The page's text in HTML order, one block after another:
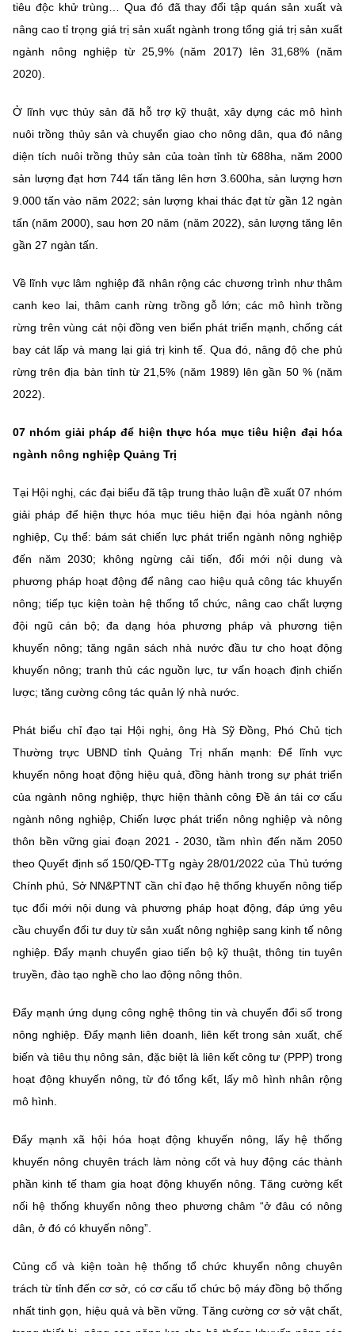
tiêu độc khử trùng… Qua đó đã thay đổi tập quán sản xuất và
nâng cao tỉ trọng giá trị sản xuất ngành trong tổng giá trị sản xuất
ngành nông nghiệp từ 25,9% (năm 2017) lên 31,68% (năm
2020).
Ở lĩnh vực thủy sản đã hỗ trợ kỹ thuật, xây dựng các mô hình
nuôi trồng thủy sản và chuyển giao cho nông dân, qua đó nâng
diện tích nuôi trồng thủy sản của toàn tỉnh từ 688ha, năm 2000
sản lượng đạt hơn 744 tấn tăng lên hơn 3.600ha, sản lượng hơn
9.000 tấn vào năm 2022; sản lượng khai thác đạt từ gần 12 ngàn
tấn (năm 2000), sau hơn 20 năm (năm 2022), sản lượng tăng lên
gần 27 ngàn tấn.
Về lĩnh vực lâm nghiệp đã nhân rộng các chương trình như thâm
canh keo lai, thâm canh rừng trồng gỗ lớn; các mô hình trồng
rừng trên vùng cát nội đồng ven biển phát triển mạnh, chống cát
bay cát lấp và mang lại giá trị kinh tế. Qua đó, nâng độ che phủ
rừng trên địa bàn tỉnh từ 21,5% (năm 1989) lên gần 50 % (năm
2022).
07 nhóm giải pháp để hiện thực hóa mục tiêu hiện đại hóa
ngành nông nghiệp Quảng Trị
Tại Hội nghị, các đại biểu đã tập trung thảo luận đề xuất 07 nhóm
giải pháp để hiện thực hóa mục tiêu hiện đại hóa ngành nông
nghiệp, Cụ thể: bám sát chiến lực phát triển ngành nông nghiệp
đến năm 2030; không ngừng cải tiến, đổi mới nội dung và
phương pháp hoạt động để nâng cao hiệu quả công tác khuyến
nông; tiếp tục kiện toàn hệ thống tổ chức, nâng cao chất lượng
đội ngũ cán bộ; đa dạng hóa phương pháp và phương tiện
khuyến nông; tăng ngân sách nhà nước đầu tư cho hoạt động
khuyến nông; tranh thủ các nguồn lực, tư vấn hoạch định chiến
lược; tăng cường công tác quản lý nhà nước.
Phát biểu chỉ đạo tại Hội nghị, ông Hà Sỹ Đồng, Phó Chủ tịch
Thường trực UBND tỉnh Quảng Trị nhấn mạnh: Để lĩnh vực
khuyến nông hoạt động hiệu quả, đồng hành trong sự phát triển
của ngành nông nghiệp, thực hiện thành công Đề án tái cơ cấu
ngành nông nghiệp, Chiến lược phát triển nông nghiệp và nông
thôn bền vững giai đoạn 2021 - 2030, tầm nhìn đến năm 2050
theo Quyết định số 150/QĐ-TTg ngày 28/01/2022 của Thủ tướng
Chính phủ, Sở NN&PTNT cần chỉ đạo hệ thống khuyến nông tiếp
tục đổi mới nội dung và phương pháp hoạt động, đáp ứng yêu
cầu chuyển đổi tư duy từ sản xuất nông nghiệp sang kinh tế nông
nghiệp. Đẩy mạnh chuyển giao tiến bộ kỹ thuật, thông tin tuyên
truyền, đào tạo nghề cho lao động nông thôn.
Đẩy mạnh ứng dụng công nghệ thông tin và chuyển đổi số trong
nông nghiệp. Đẩy mạnh liên doanh, liên kết trong sản xuất, chế
biến và tiêu thụ nông sản, đặc biệt là liên kết công tư (PPP) trong
hoạt động khuyến nông, từ đó tổng kết, lấy mô hình nhân rộng
mô hình.
Đẩy mạnh xã hội hóa hoạt động khuyến nông, lấy hệ thống
khuyến nông chuyên trách làm nòng cốt và huy động các thành
phần kinh tế tham gia hoạt động khuyến nông. Tăng cường kết
nối hệ thống khuyến nông theo phương châm “ở đâu có nông
dân, ở đó có khuyến nông”.
Củng cố và kiện toàn hệ thống tổ chức khuyến nông chuyên
trách từ tỉnh đến cơ sở, có cơ cấu tổ chức bộ máy đồng bộ thống
nhất tinh gọn, hiệu quả và bền vững. Tăng cường cơ sở vật chất,